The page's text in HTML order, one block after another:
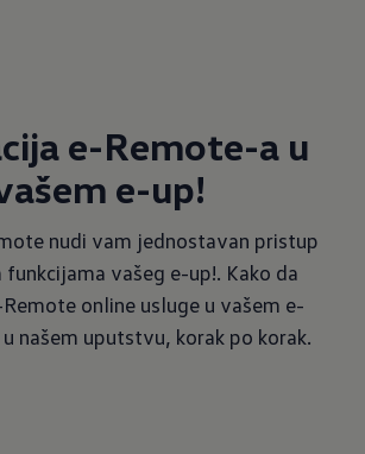
e-Remote-a u
e-up!
nudi vam jednostavan pristup
vašeg e-up!. Kako da
online usluge u vašem e-
našem uputstvu, korak po korak.